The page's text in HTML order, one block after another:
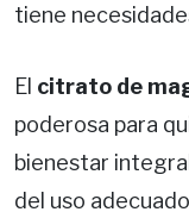
tiene
El citrato de
poderosa para
bienestar
del uso